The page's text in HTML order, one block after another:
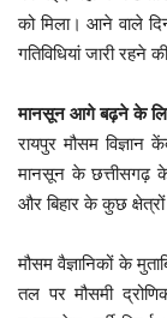
को मिला। आने वाले
गतिविधियां जारी रहने
मानसून आगे बढ़ने के
रायपुर मौसम
मानसून के छत्तीसगढ़
और बिहार के कुछ
मौसम वैज्ञानिकों के
तल पर मौसमी